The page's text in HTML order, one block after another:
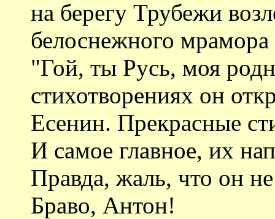
на берегу Трубежи
белоснежного
"Гой, ты Русь, моя
стихотворениях он
Есенин. Прекрасные
И самое главное, их
Правда, жаль, что он
Браво, Антон!